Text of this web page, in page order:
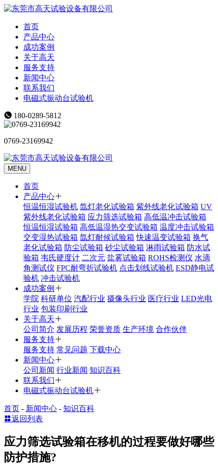
首页
产品中心
成功案例
关于高天
服务支持
新闻中心
联系我们
电磁式振动台试验机
180-0289-5812
0769-23169942
MENU
首页
产品中心
恒温恒湿试验机 氙灯老化试验箱 紫外线老化试验箱 UV
紫外线老化试验箱 应力筛选试验箱 高低温冲击试验箱
恒温恒湿试验箱 高低温湿热交变试验箱 温度冲击试验箱
交变湿热试验箱 氙灯耐候试验箱 快速温变试验箱 换气
老化试验箱 防尘试验箱 砂尘试验箱 淋雨试验箱 防水试
验箱 韦氏硬度计 二次元 盐雾试验箱 ROHS检测仪 水滴
角测试仪 FPC耐弯折试验机 点击划线试验机 ESD静电试
验机 冲击试验机
成功案例
学院 科研单位 汽配行业 摄像头行业 医疗行业 LED光电
行业 包装印刷行业
关于高天
公司简介 发展历程 荣誉资质 生产环境 合作伙伴
服务支持
服务支持 常见问题 下载中心
新闻中心
公司新闻 行业新闻 知识百科
联系我们
电磁式振动台试验机
首页 - 新闻中心 - 知识百科
返回列表
应力筛选试验箱在移机的过程要做好哪些
防护措施?